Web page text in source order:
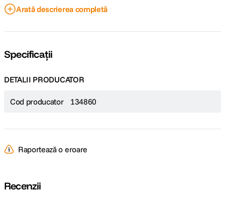
Porturi Mini-USB si USB-A 2.0
Difuzor incorporat
Design cu rama subtire
Arată descrierea completă
Specificații
DETALII PRODUCATOR
Cod producator 134860
Raportează o eroare
Recenzii